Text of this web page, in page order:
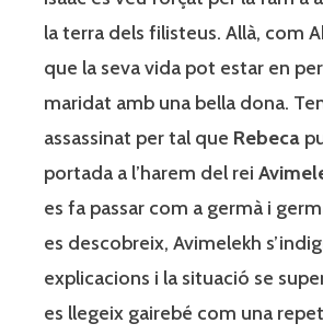
la terra dels filisteus. Allà, com
que la seva vida pot estar en
maridat amb una bella dona.
assassinat per tal que Rebeca
portada a l’harem del rei
es fa passar com a germà i
es descobreix, Avimelekh
explicacions i la situació se
es llegeix gairebé com una